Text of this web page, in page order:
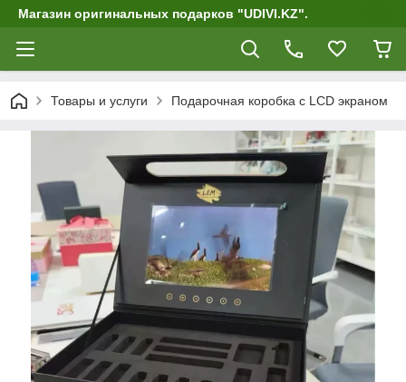
Магазин оригинальных подарков "UDIVI.KZ".
Товары и услуги Подарочная коробка с LCD экраном